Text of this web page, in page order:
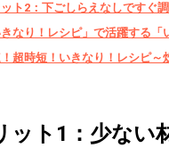
ト2：下ごしらえなしですぐ
きなり！レシピ」で活躍する「
超時短！いきなり！レシピ～
ット1：少ない